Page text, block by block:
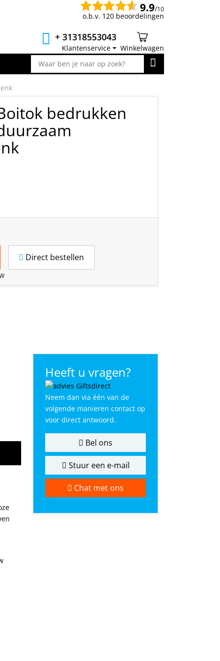
9.9/10
o.b.v. 120 beoordelingen
+ 31318553043
Klantenservice Winkelwagen
bedrukken
Direct bestellen
Heeft u vragen?
Neem dan via één van de
volgende manieren contact op
voor direct antwoord.
Bel ons
Stuur een e-mail
Chat met ons